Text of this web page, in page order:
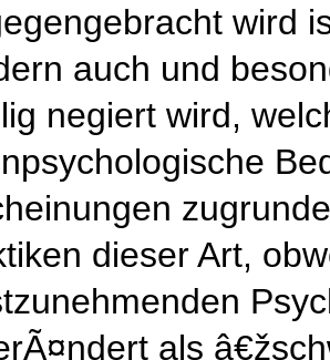
wird
auch und
negiert wird,
dieser Art,
als